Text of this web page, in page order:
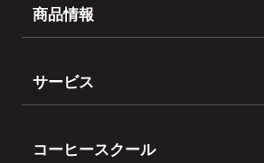
商品情報
サービス
コーヒースクール